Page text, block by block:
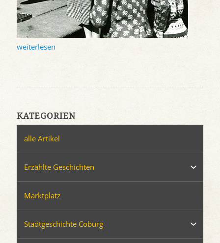
weiterlesen
KATEGORIEN
alle Artikel
Erzählte Geschichten
Marktplatz
Stadtgeschichte Coburg